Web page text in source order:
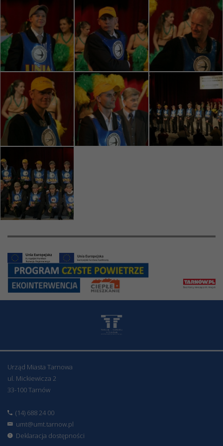
Urząd Miasta Tarnowa
ul. Mickiewicza 2
33-100 Tarnów
(14) 688 24 00
umt@umt.tarnow.pl
Deklaracja dostępności